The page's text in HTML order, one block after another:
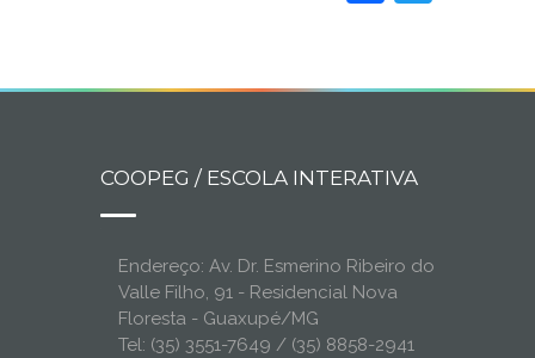
COOPEG / ESCOLA INTERATIVA
Endereço: Av. Dr. Esmerino Ribeiro do
Valle Filho, 91 - Residencial Nova
Floresta - Guaxupé/MG
Tel: (35) 3551-7649 / (35) 8858-2941